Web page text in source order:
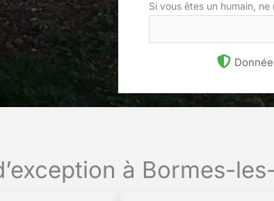
Si vous êtes un humain,
à Bormes-